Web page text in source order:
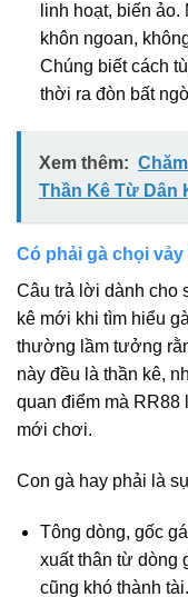
linh hoạt, biến
khôn ngoan,
Chúng biết cách
thời ra đòn bất
Xem thêm:
Thần Kê Từ Dân
Có phải gà chọi
Câu trả lời dành cho
kê mới khi tìm hiểu
thường lầm tưởng
này đều là thần kê,
quan điểm mà
mới chơi.
Con gà hay phải là
Tông dòng, gốc
xuất thân từ dòng
cũng khó thành tài.